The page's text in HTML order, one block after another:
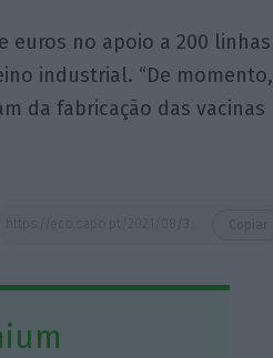
euros no apoio a 200 linhas
industrial. “De momento,
da fabricação das vacinas